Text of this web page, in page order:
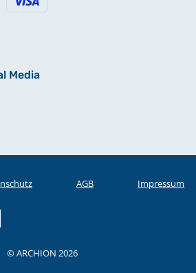
Media
AGB Impressum
© ARCHION 2026